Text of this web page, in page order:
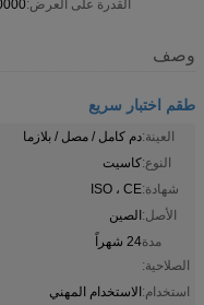
القدرة على العرض:500000
وصف
طقم اختبار سريع
العينة:دم كامل / مصل / بلازما
النوع:كاسيت
شهادة:ISO ، CE
الأصل:الصين
مدة
الصلاحية:
24 شهراً
استخدام:الاستخدام المهني